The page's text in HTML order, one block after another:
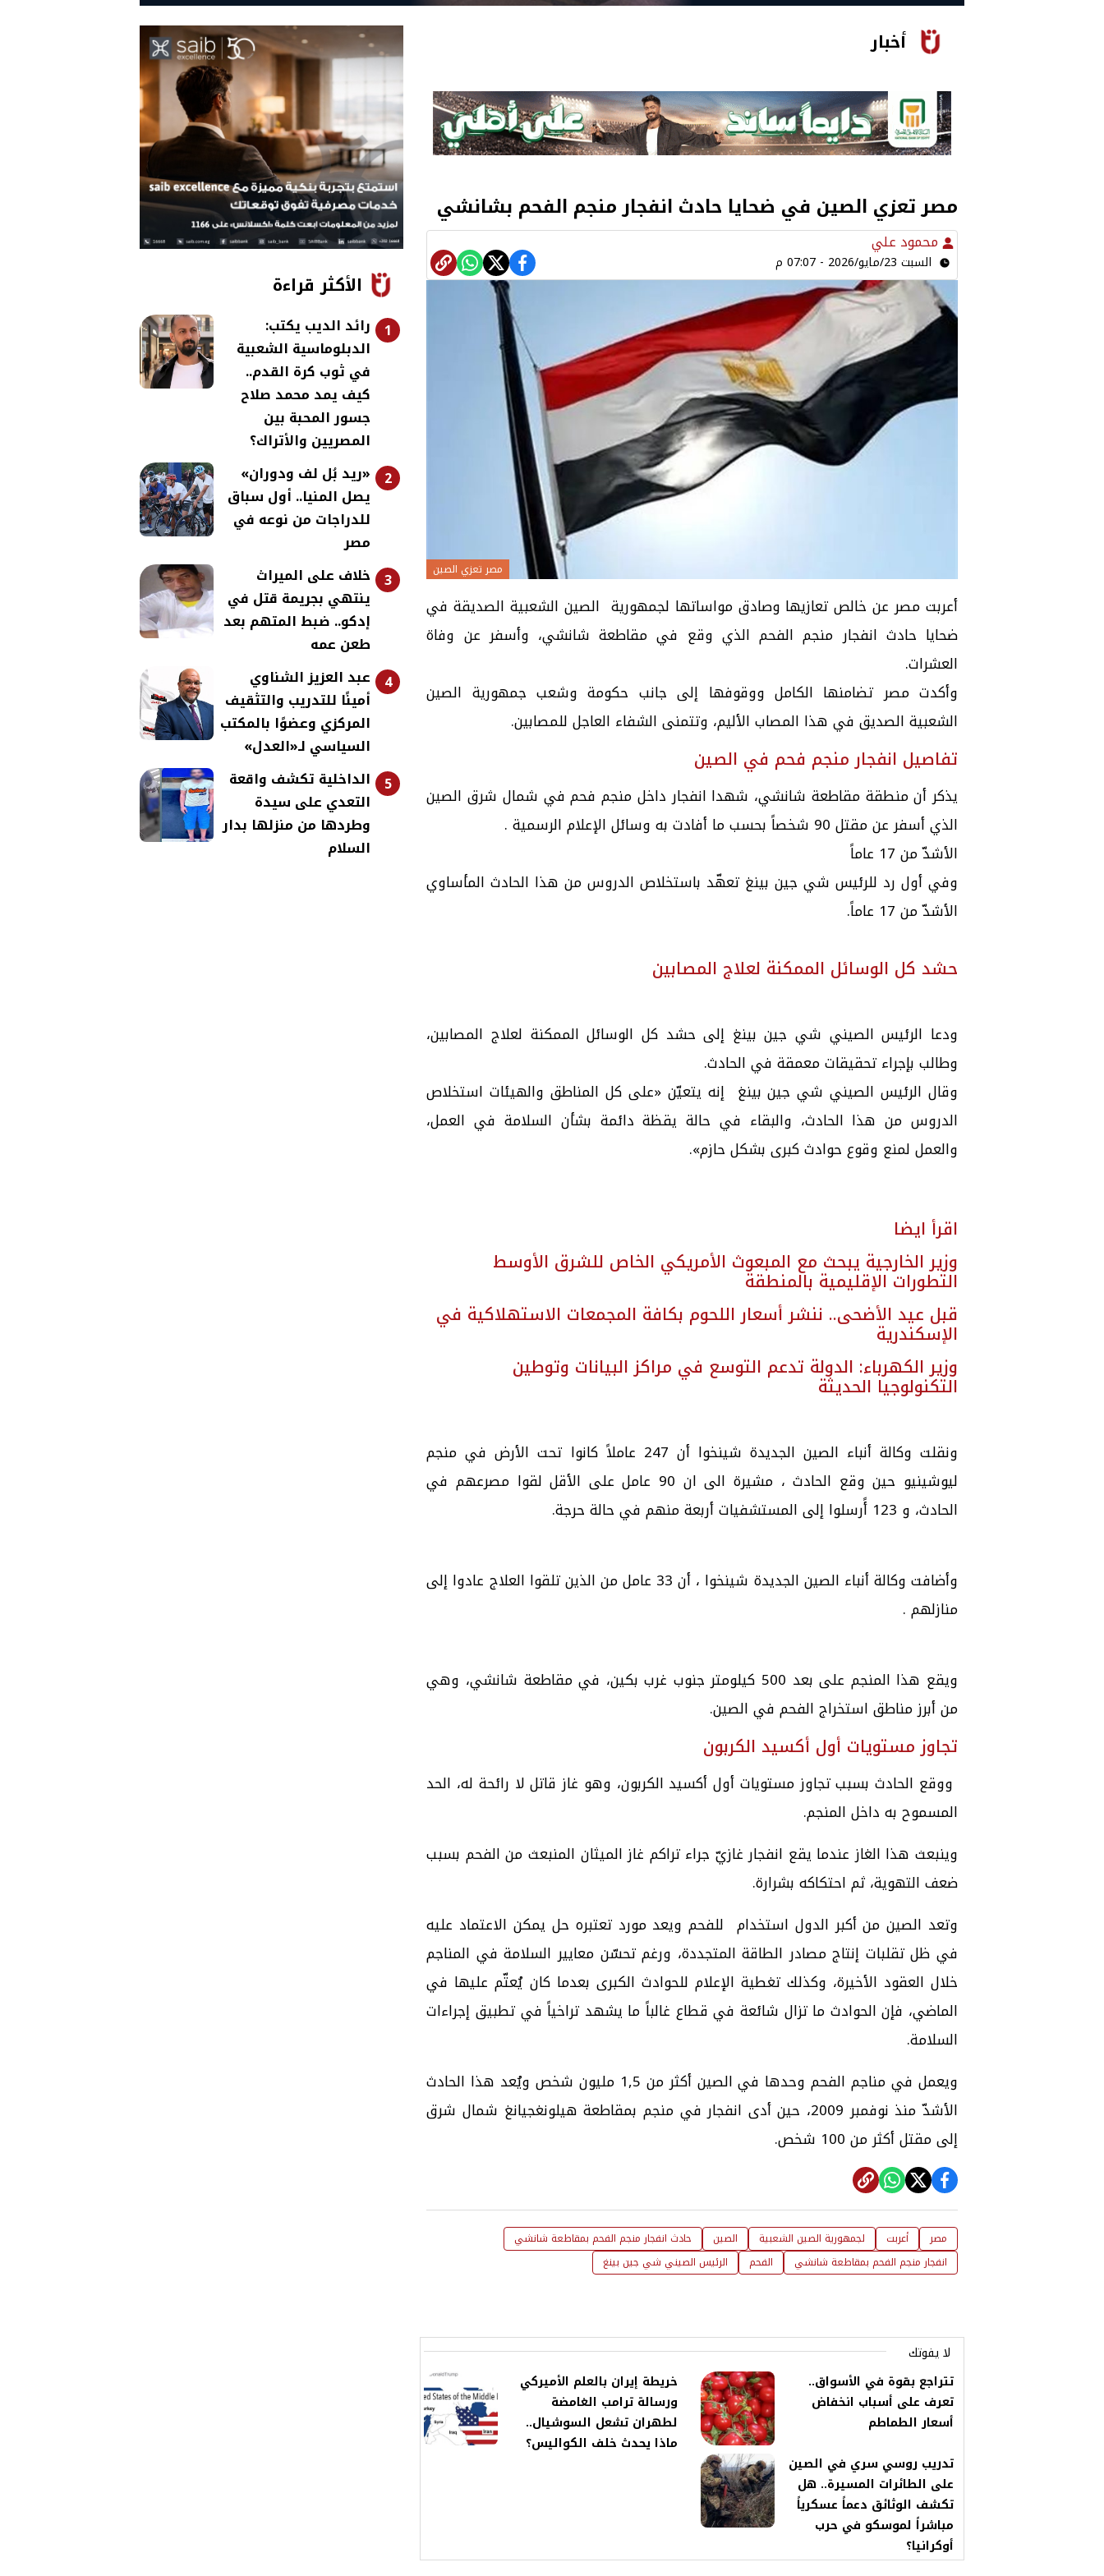
أخبار
مصر تعزي الصين في ضحايا حادث انفجار منجم الفحم بشانشي
محمود علي
السبت 23/مايو/2026 - 07:07 م
مصر تعزي الصين
أعربت مصر عن خالص تعازيها وصادق مواساتها لجمهورية الصين الشعبيةالصديقة في
ضحايا حادث انفجار منجم الفحم الذي وقع في مقاطعة شانشي، وأسفر عن وفاة
العشرات.
وأكدت مصر تضامنها الكامل ووقوفها إلى جانب حكومة وشعب جمهورية الصين
الشعبية الصديق في هذا المصاب الأليم، وتتمنى الشفاء العاجل للمصابين.
تفاصيل انفجار منجم فحم في الصين
يذكر أن منطقة مقاطعة شانشي، شهدا انفجار داخل منجم فحم في شمال شرق الصين
الذي أسفر عن مقتل 90 شخصاً بحسب ما أفادت به وسائل الإعلام الرسمية .
الأشدّ من 17 عاماً
وفي أول رد للرئيس شي جين بينغ تعهّد باستخلاص الدروس من هذا الحادث المأساوي
الأشدّ من 17 عاماً.
حشد كل الوسائل الممكنة لعلاج المصابين
ودعا الرئيس الصيني شي جين بينغ إلى حشد كل الوسائل الممكنة لعلاج المصابين،
وطالب بإجراء تحقيقات معمقة في الحادث.
وقال الرئيس الصيني شي جين بينغ إنه يتعيّن «على كل المناطق والهيئات استخلاص
الدروس من هذا الحادث، والبقاء في حالة يقظة دائمة بشأن السلامة في العمل،
والعمل لمنع وقوع حوادث كبرى بشكل حازم».
اقرأ ايضا
وزير الخارجية يبحث مع المبعوث الأمريكي الخاص للشرق الأوسط
التطورات الإقليمية بالمنطقة
قبل عيد الأضحى.. ننشر أسعار اللحوم بكافة المجمعات الاستهلاكية في
الإسكندرية
وزير الكهرباء: الدولة تدعم التوسع في مراكز البيانات وتوطين
التكنولوجيا الحديثة
ونقلت وكالة أنباء الصين الجديدة شينخوا أن 247 عاملاً كانوا تحت الأرض في منجم
ليوشينيو حين وقع الحادث ، مشيرة الى ان 90 عامل على الأقل لقوا مصرعهم في
الحادث، و 123 أًرسلوا إلى المستشفيات أربعة منهم في حالة حرجة.
وأضافت وكالة أنباء الصين الجديدة شينخوا ، أن 33 عامل من الذين تلقوا العلاج عادوا إلى
منازلهم .
ويقع هذا المنجم على بعد 500 كيلومتر جنوب غرب بكين، في مقاطعة شانشي، وهي
من أبرز مناطق استخراج الفحم في الصين.
تجاوز مستويات أول أكسيد الكربون
ووقع الحادث بسبب تجاوز مستويات أول أكسيد الكربون، وهو غاز قاتل لا رائحة له، الحد
المسموح به داخل المنجم.
وينبعث هذا الغاز عندما يقع انفجار غازيّ جراء تراكم غاز الميثان المنبعث من الفحم بسبب
ضعف التهوية، ثم احتكاكه بشرارة.
وتعد الصين من أكبر الدول استخدام للفحم ويعد مورد تعتبره حل يمكن الاعتماد عليه
في ظل تقلبات إنتاج مصادر الطاقة المتجددة، ورغم تحسّن معايير السلامة في المناجم
خلال العقود الأخيرة، وكذلك تغطية الإعلام للحوادث الكبرى بعدما كان يُعتّم عليها في
الماضي، فإن الحوادث ما تزال شائعة في قطاع غالباً ما يشهد تراخياً في تطبيق إجراءات
السلامة.
ويعمل في مناجم الفحم وحدها في الصين أكثر من 1,5 مليون شخص ويُعد هذا الحادث
الأشدّ منذ نوفمبر 2009، حين أدى انفجار في منجم بمقاطعة هيلونغجيانغ شمال شرق
إلى مقتل أكثر من 100 شخص.
مصر أعربت لجمهورية الصين الشعبية الصين
حادث انفجار منجم الفحم بمقاطعة شانشي
انفجار منجم الفحم بمقاطعة شانشي
الفحم الرئيس الصيني شي جين بينغ
لا يفوتك
تتراجع بقوة في الأسواق..
تعرف على أسباب انخفاض
أسعار الطماطم
خريطة إيران بالعلم الأميركي
ورسالة ترامب الغامضة
لطهران تشعل السوشيال..
ماذا يحدث خلف الكواليس؟
تدريب روسي سري في الصين
على الطائرات المسيرة.. هل
تكشف الوثائق دعماً عسكرياً
مباشراً لموسكو في حرب
أوكرانيا؟
الأكثر قراءة
1
رائد الديب يكتب:
الدبلوماسية الشعبية
في ثوب كرة القدم..
كيف يمد محمد صلاح
جسور المحبة بين
المصريين والأتراك؟
2
«ريد بُل لف ودوران»
يصل المنيا.. أول سباق
للدراجات من نوعه في
مصر
3 خلاف على الميراث
ينتهي بجريمة قتل في
إدكو.. ضبط المتهم بعد
طعن عمه
4
عبد العزيز الشناوي
أمينًا للتدريب والتثقيف
المركزي وعضوًا بالمكتب
السياسي لـ«العدل»
5
الداخلية تكشف واقعة
التعدي على سيدة
وطردها من منزلها بدار
السلام